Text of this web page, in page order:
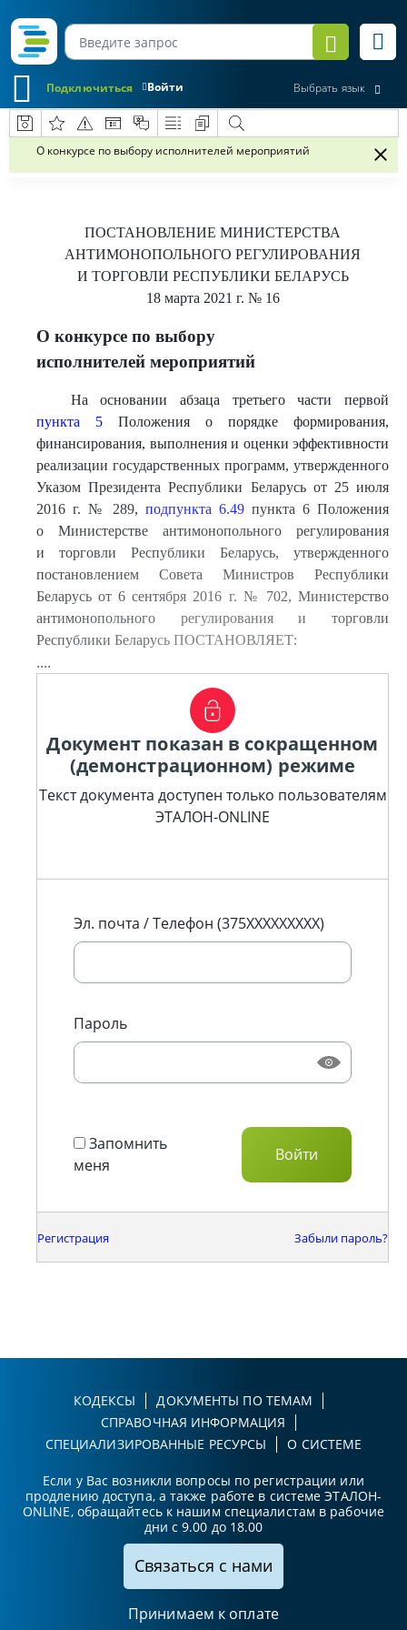
Войти
Подключиться Выбрать язык
О конкурсе по выбору исполнителей мероприятий
ПОСТАНОВЛЕНИЕ МИНИСТЕРСТВА
АНТИМОНОПОЛЬНОГО РЕГУЛИРОВАНИЯ
И ТОРГОВЛИ РЕСПУБЛИКИ БЕЛАРУСЬ
18 марта 2021 г. № 16
О конкурсе по выбору
исполнителей мероприятий
На основании абзаца третьего части первой
пункта 5 Положения о порядке формирования,
финансирования, выполнения и оценки эффективности
реализации государственных программ, утвержденного
Указом Президента Республики Беларусь от 25 июля
2016 г. № 289, подпункта 6.49 пункта 6 Положения
о Министерстве антимонопольного регулирования
и торговли Республики Беларусь, утвержденного
постановлением Совета Министров Республики
Беларусь от 6 сентября 2016 г. № 702, Министерство
антимонопольного регулирования и торговли
Республики Беларусь ПОСТАНОВЛЯЕТ:
....
Документ показан в сокращенном
(демонстрационном) режиме
Текст документа доступен только пользователям
ЭТАЛОН-ONLINE
Эл. почта / Телефон (375XXXXXXXXX)
Пароль
Запомнить
меня
Регистрация Забыли пароль?
КОДЕКСЫ
ДОКУМЕНТЫ ПО ТЕМАМ
СПРАВОЧНАЯ ИНФОРМАЦИЯ
СПЕЦИАЛИЗИРОВАННЫЕ РЕСУРСЫ
О СИСТЕМЕ
Если у Вас возникли вопросы по регистрации или
продлению доступа, а также работе в системе ЭТАЛОН-
ONLINE, обращайтесь к нашим специалистам в рабочие
дни с 9.00 до 18.00
Связаться с нами
Принимаем к оплате